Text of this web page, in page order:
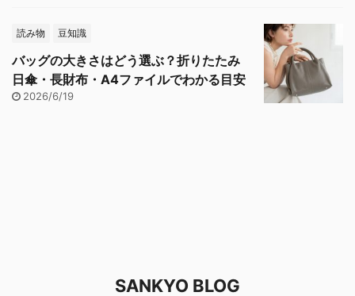
読み物 豆知識
バッグの大きさはどう選ぶ？折りたたみ
日傘・長財布・A4ファイルでわかる目安
2026/6/19
SANKYO BLOG